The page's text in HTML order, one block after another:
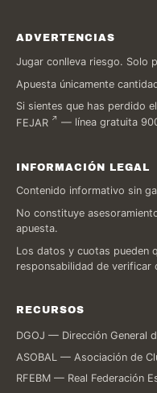
ADVERTENCIAS
Jugar conlleva riesgo. Solo
Apuesta únicamente
Si sientes que has perdido
FEJAR
— línea gratuita
INFORMACIÓN LEGAL
Contenido informativo sin
No constituye
apuesta.
Los datos y cuotas pueden
responsabilidad de verificar
RECURSOS
DGOJ — Dirección General
ASOBAL — Asociación de
RFEBM — Real Federación